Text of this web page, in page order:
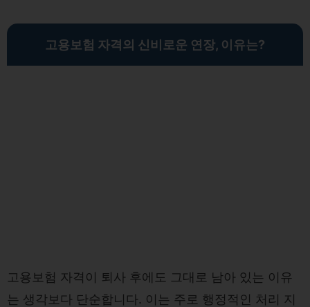
고용보험 자격의 신비로운 연장, 이유는?
고용보험 자격이 퇴사 후에도 그대로 남아 있는 이유
는 생각보다 단순합니다. 이는 주로 행정적인 처리 지